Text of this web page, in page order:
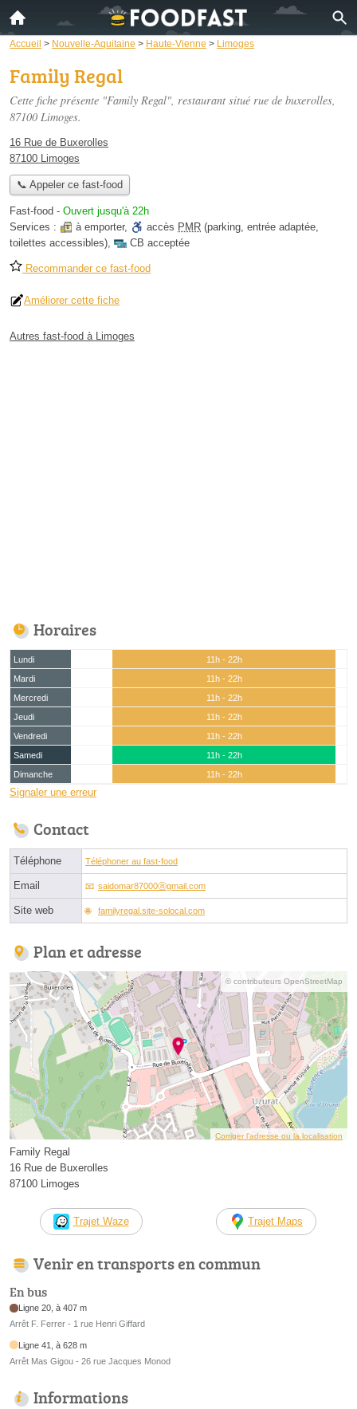
Accueil > Nouvelle-Aquitaine > Haute-Vienne > Limoges
Family Regal
Cette fiche présente "Family Regal", restaurant situé rue de buxerolles,
87100 Limoges.
16 Rue de Buxerolles
87100 Limoges
📞 Appeler ce fast-food
Fast-food - Ouvert jusqu'à 22h
Services :
à emporter, accès PMR (parking, entrée adaptée,
toilettes accessibles), CB acceptée
Recommander ce fast-food
Améliorer cette fiche
Autres fast-food à Limoges
Horaires
Lundi
11h - 22h
Mardi
11h - 22h
Mercredi
11h - 22h
Jeudi
11h - 22h
Vendredi
11h - 22h
Samedi
11h - 22h
Dimanche
11h - 22h
Signaler une erreur
Contact
Téléphone Téléphoner au fast-food
Email saidomar87000ⓐgmail.com
Site web familyregal.site-solocal.com
Plan et adresse
© contributeurs OpenStreetMap
Corriger l’adresse ou la localisation
Family Regal
16 Rue de Buxerolles
87100 Limoges
Trajet Waze Trajet Maps
Venir en transports en commun
En bus
Ligne 20, à 407 m
Arrêt F. Ferrer - 1 rue Henri Giffard
Ligne 41, à 628 m
Arrêt Mas Gigou - 26 rue Jacques Monod
Informations